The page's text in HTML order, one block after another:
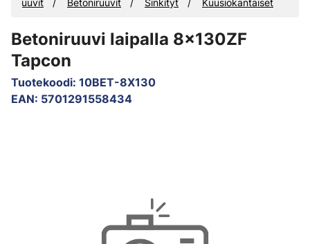
Betoniruuvi laipalla 8x130ZF
Tapcon
Tuotekoodi: 10BET-8X130
EAN: 5701291558434